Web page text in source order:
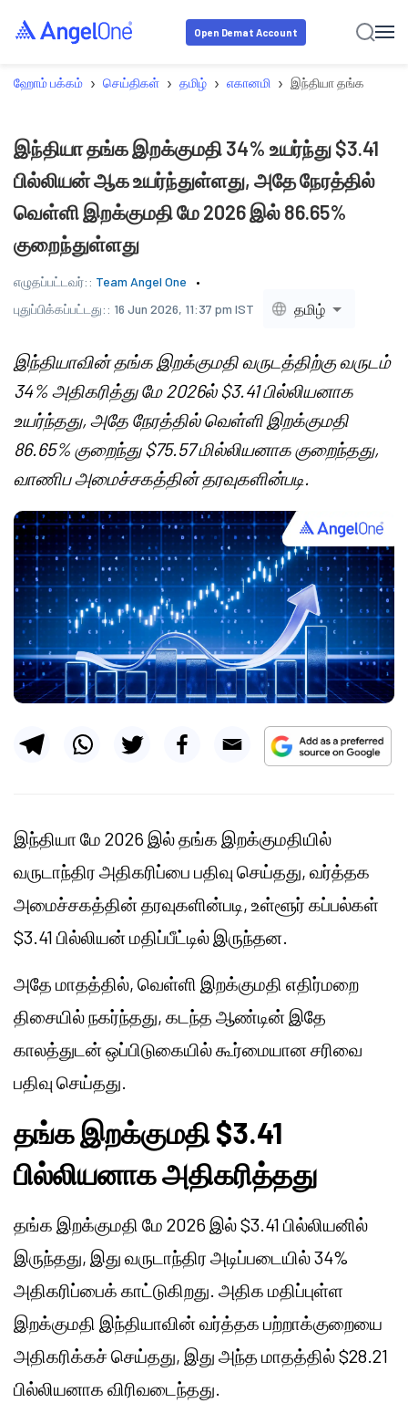
Open Demat Account
ஹோம் பக்கம் › செய்திகள் › தமிழ் › எகானமி › இந்தியா தங்க
இந்தியா தங்க இறக்குமதி 34% உயர்ந்து $3.41
பில்லியன் ஆக உயர்ந்துள்ளது, அதே நேரத்தில்
வெள்ளி இறக்குமதி மே 2026 இல் 86.65%
குறைந்துள்ளது
எழுதப்பட்டவர்:: Team Angel One
புதுப்பிக்கப்பட்டது:: 16 Jun 2026, 11:37 pm IST தமிழ்
இந்தியாவின் தங்க இறக்குமதி வருடத்திற்கு வருடம்
34% அதிகரித்து மே 2026ல் $3.41 பில்லியனாக
உயர்ந்தது, அதே நேரத்தில் வெள்ளி இறக்குமதி
86.65% குறைந்து $75.57 மில்லியனாக குறைந்தது,
வாணிப அமைச்சகத்தின் தரவுகளின்படி.
இந்தியா மே 2026 இல் தங்க இறக்குமதியில்
வருடாந்திர அதிகரிப்பை பதிவு செய்தது, வர்த்தக
அமைச்சகத்தின் தரவுகளின்படி, உள்ளூர் கப்பல்கள்
$3.41 பில்லியன் மதிப்பீட்டில் இருந்தன.
அதே மாதத்தில், வெள்ளி இறக்குமதி எதிர்மறை
திசையில் நகர்ந்தது, கடந்த ஆண்டின் இதே
காலத்துடன் ஒப்பிடுகையில் கூர்மையான சரிவை
பதிவு செய்தது.
தங்க இறக்குமதி $3.41
பில்லியனாக அதிகரித்தது
தங்க இறக்குமதி மே 2026 இல் $3.41 பில்லியனில்
இருந்தது, இது வருடாந்திர அடிப்படையில் 34%
அதிகரிப்பைக் காட்டுகிறது. அதிக மதிப்புள்ள
இறக்குமதி இந்தியாவின் வர்த்தக பற்றாக்குறையை
அதிகரிக்கச் செய்தது, இது அந்த மாதத்தில் $28.21
பில்லியனாக விரிவடைந்தது.